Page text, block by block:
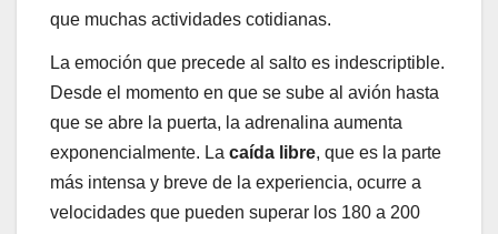
que muchas actividades cotidianas.
La emoción que precede al salto es indescriptible.
Desde el momento en que se sube al avión hasta
que se abre la puerta, la adrenalina aumenta
exponencialmente. La caída libre, que es la parte
más intensa y breve de la experiencia, ocurre a
velocidades que pueden superar los 180 a 200